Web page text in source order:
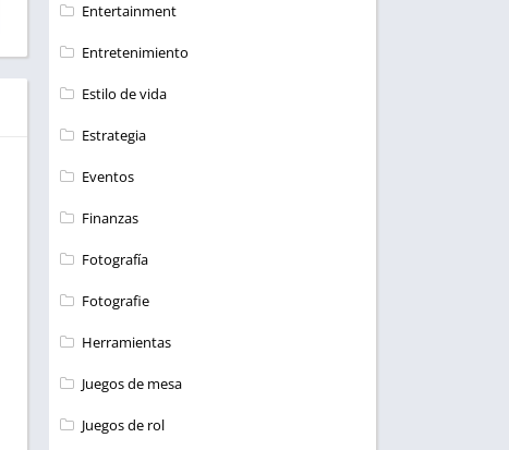
Entertainment
Entretenimiento
Estilo de vida
Estrategia
Eventos
Finanzas
Fotografía
Fotografie
Herramientas
Juegos de mesa
Juegos de rol